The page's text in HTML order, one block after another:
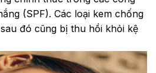
(SPF). Các loại kem chống
đó cũng bị thu hồi khỏi kệ